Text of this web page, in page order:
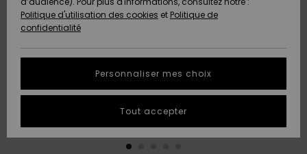
A
Découvrir
A
Découvrir
Communauté
Protection
des
tailles
conversation
MAGASINS
QUIKSILVER
Politique d'utilisation des cookies et Politique de
confidentialité
Personnaliser mes choix
Tout accepter